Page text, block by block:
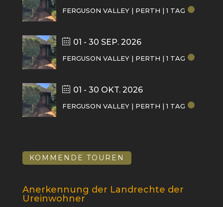
FERGUSON VALLEY | PERTH | 1 TAG
01 - 30 SEP. 2026
FERGUSON VALLEY | PERTH | 1 TAG
01 - 30 OKT. 2026
FERGUSON VALLEY | PERTH | 1 TAG
KOMMENDE TOUREN
Anerkennung der Landrechte der
Ureinwohner